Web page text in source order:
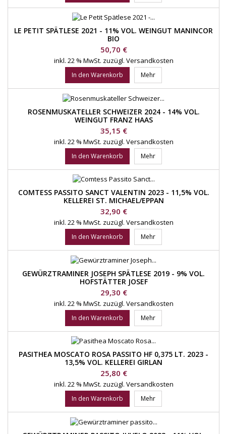
LE PETIT SPÄTLESE 2021 - 11% VOL. WEINGUT MANINCOR
BIO
Preis
50,70 €
inkl. 22 % MwSt. zuzügl. Versandkosten
In den Warenkorb Mehr
ROSENMUSKATELLER SCHWEIZER 2024 - 14% VOL.
WEINGUT FRANZ HAAS
Preis
35,15 €
inkl. 22 % MwSt. zuzügl. Versandkosten
In den Warenkorb Mehr
COMTESS PASSITO SANCT VALENTIN 2023 - 11,5% VOL.
KELLEREI ST. MICHAEL/EPPAN
Preis
32,90 €
inkl. 22 % MwSt. zuzügl. Versandkosten
In den Warenkorb Mehr
GEWÜRZTRAMINER JOSEPH SPÄTLESE 2019 - 9% VOL.
HOFSTÄTTER JOSEF
Preis
29,30 €
inkl. 22 % MwSt. zuzügl. Versandkosten
In den Warenkorb Mehr
PASITHEA MOSCATO ROSA PASSITO HF 0,375 LT. 2023 -
13,5% VOL. KELLEREI GIRLAN
Preis
25,80 €
inkl. 22 % MwSt. zuzügl. Versandkosten
In den Warenkorb Mehr